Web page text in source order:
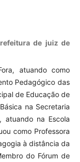
de juiz de
atuando como
Pedagógico das
de Educação de
na Secretaria
atuando na Escola
como Professora
à distância da
do Fórum de